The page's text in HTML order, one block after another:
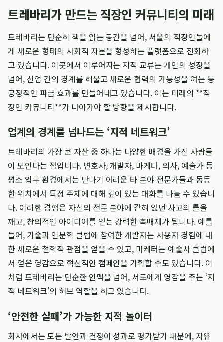
트레바리가 만드는 직장인 커뮤니티의 미래
트레바리는 단순히 책을 읽는 공간을 넘어, 서울의 직장인들에
게 새로운 형태의 사회적 자본을 형성하는 플랫폼으로 진화하
고 있습니다. 이곳에서 이루어지는 지적 교류는 개인의 성장을
넘어, 산업 간의 경계를 허물고 새로운 협력의 가능성을 여는 등
긍정적인 파급 효과를 만들어내고 있습니다. 이는 미래의 **직
장인 커뮤니티**가 나아가야 할 방향을 제시합니다.
업계의 경계를 넘나드는 ‘지적 네트워크’
트레바리의 가장 큰 자산 중 하나는 다양한 배경을 가진 사람들
이 모인다는 점입니다. 변호사, 개발자, 마케터, 의사, 예술가 등
평소 업무 환경에서는 만나기 어려운 타 분야 전문가들과 동등
한 위치에서 특정 주제에 대해 깊이 있는 대화를 나눌 수 있습니
다. 이러한 경험은 자신의 전문 분야에 갇혀 있던 사고의 틀을
깨고, 창의적인 아이디어를 얻는 강력한 촉매제가 됩니다. 예를
들어, 기술과 인문학 클럽에 참여한 개발자는 사용자 경험에 대
한 새로운 철학적 관점을 얻을 수 있고, 마케터는 예술사 클럽에
서 얻은 영감으로 혁신적인 캠페인을 기획할 수도 있습니다. 이
처럼 트레바리는 단순한 인맥을 넘어, 서로에게 영감을 주는 ‘지
적 네트워크’의 허브 역할을 하고 있습니다.
‘안전한 실패’가 가능한 지적 놀이터
회사에서는 모든 발언과 결정이 성과로 평가받기 때문에, 자유